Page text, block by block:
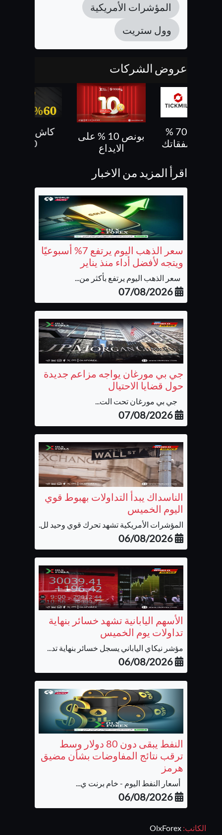
الكاتب:
المؤشرات الأمريكية
وول ستريت
عروض الشركات
كاش باك 70 %
كل صفقاتك
بونص 10 % على
الايداع
كاش باك حتى
60%
اقرأ المزيد من الاخبار
سعر الذهب اليوم يرتفع 7% أسبوعيًا
ويتجه لأفضل أداء منذ يناير
سعر الذهب اليوم يرتفع بأكثر من...
07/08/2026
جي بي مورغان يواجه مزاعم جديدة
حول قضايا الاحتيال
جي بي مورغان تحت الت...
07/08/2026
الناسداك يبدأ التداولات بهبوط قوي
اليوم الخميس
المؤشرات الأمريكية تشهد تحرك قوي وحيد لل...
06/08/2026
الأسهم اليابانية تشهد خسائر بنهاية
تداولات يوم الخميس
مؤشر نيكاي الياباني يسجل خسائر بنهاية تد...
06/08/2026
النفط يبقى دون 80 دولار وسط
ترقب نتائج المفاوضات بشأن مضيق
هرمز
أسعار النفط اليوم - خام برنت ي...
06/08/2026